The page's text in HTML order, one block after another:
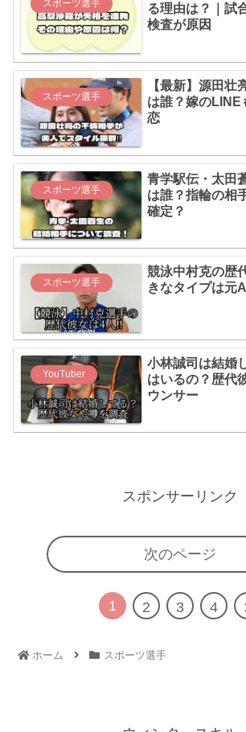
スポーツ選手
る理由は？｜試
検査が原因
スポーツ選手
【最新】源田壮
は誰？嫁のLINE
恋
スポーツ選手
青学駅伝・太田
は誰？指輪の相
確定？
スポーツ選手
競泳中村克の歴
きなタイプは元
YouTuber
小林誠司は結婚
はいるの？歴代
ウンサー
スポンサーリンク
次のページ
1 2 3 4
ホーム スポーツ選手